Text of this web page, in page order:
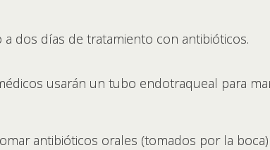
dos días de tratamiento con antibióticos.
usarán un tubo endotraqueal para
antibióticos orales (tomados por la